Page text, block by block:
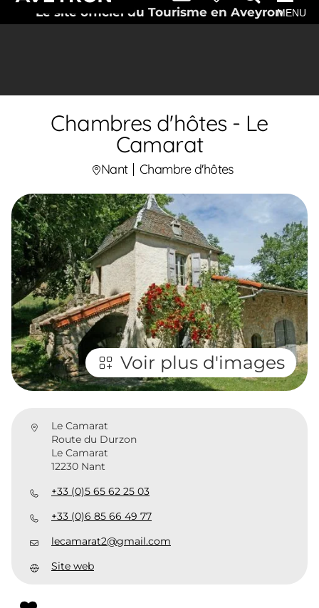
Le site officiel du Tourisme en AveyronMENU
Chambres d'hôtes - Le
Camarat
Nant Chambre d'hôtes
Voir plus d'images
Le Camarat
Route du Durzon
Le Camarat
12230 Nant
+33 (0)5 65 62 25 03
+33 (0)6 85 66 49 77
lecamarat2@gmail.com
Site web